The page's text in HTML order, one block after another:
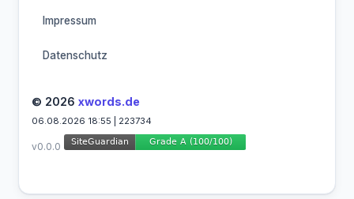
Impressum
Datenschutz
© 2026 xwords.de
06.08.2026 18:55 | 223734
v0.0.0